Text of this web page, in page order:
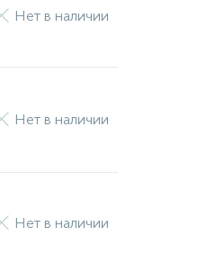
Нет в наличии
Нет в наличии
Нет в наличии